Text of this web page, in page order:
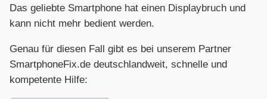
Das geliebte Smartphone hat einen Displaybruch und
kann nicht mehr bedient werden.
Genau für diesen Fall gibt es bei unserem Partner
SmartphoneFix.de deutschlandweit, schnelle und
kompetente Hilfe: